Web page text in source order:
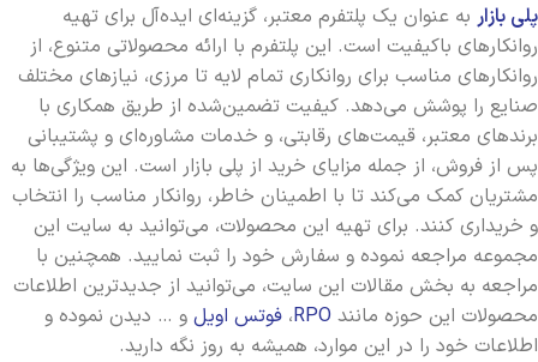
پلی بازار به عنوان یک پلتفرم معتبر، گزینه‌ای ایده‌آل برای تهیه
روانکارهای باکیفیت است. این پلتفرم با ارائه محصولاتی متنوع، از
روانکارهای مناسب برای روانکاری تمام لایه تا مرزی، نیازهای مختلف
صنایع را پوشش می‌دهد. کیفیت تضمین‌شده از طریق همکاری با
برندهای معتبر، قیمت‌های رقابتی، و خدمات مشاوره‌ای و پشتیبانی
پس از فروش، از جمله مزایای خرید از پلی بازار است. این ویژگی‌ها به
مشتریان کمک می‌کند تا با اطمینان خاطر، روانکار مناسب را انتخاب
و خریداری کنند. برای تهیه این محصولات، می‌توانید به سایت این
مجموعه مراجعه نموده و سفارش خود را ثبت نمایید. همچنین با
مراجعه به بخش مقالات این سایت، می‌توانید از جدیدترین اطلاعات
محصولات این حوزه مانند RPO، فوتس اویل و … دیدن نموده و
اطلاعات خود را در این موارد، همیشه به روز نگه دارید.